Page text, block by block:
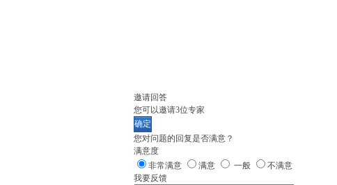
邀请回答
您可以邀请3位专家
确定
您对问题的回复是否满意？
满意度
非常满意
满意 一般
不满意
我要反馈